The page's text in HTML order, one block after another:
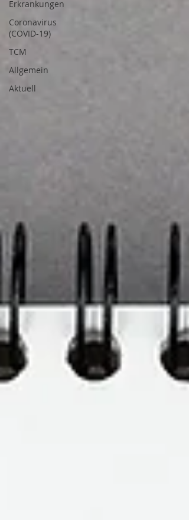
Erkrankungen
Coronavirus
(COVID-19)
TCM
Allgemein
Aktuell